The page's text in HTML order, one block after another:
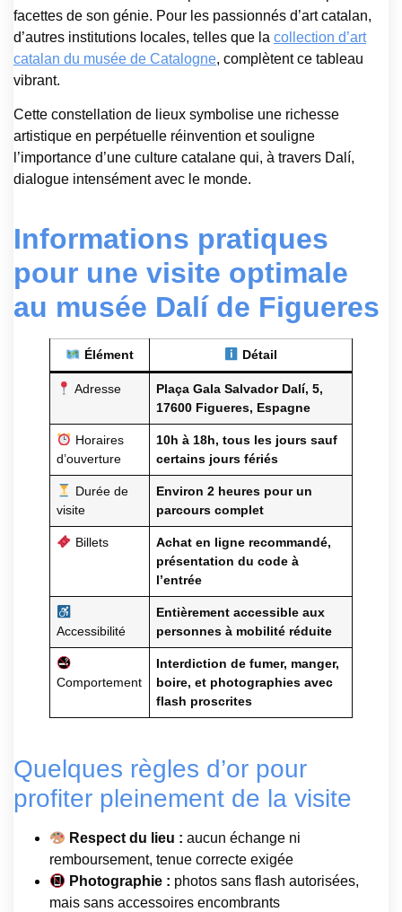
facettes de son génie. Pour les passionnés d’art catalan,
d’autres institutions locales, telles que la collection d’art
catalan du musée de Catalogne, complètent ce tableau
vibrant.
Cette constellation de lieux symbolise une richesse
artistique en perpétuelle réinvention et souligne
l’importance d’une culture catalane qui, à travers Dalí,
dialogue intensément avec le monde.
Informations pratiques
pour une visite optimale
au musée Dalí de Figueres
Élément Détail
Adresse
Plaça Gala Salvador Dalí, 5,
17600 Figueres, Espagne
Horaires
d’ouverture
10h à 18h, tous les jours sauf
certains jours fériés
Durée de
visite
Environ 2 heures pour un
parcours complet
Billets
Achat en ligne recommandé,
présentation du code à
l’entrée
Accessibilité
Entièrement accessible aux
personnes à mobilité réduite
Comportement
Interdiction de fumer, manger,
boire, et photographies avec
flash proscrites
Quelques règles d’or pour
profiter pleinement de la visite
Respect du lieu : aucun échange ni
remboursement, tenue correcte exigée
Photographie : photos sans flash autorisées,
mais sans accessoires encombrants